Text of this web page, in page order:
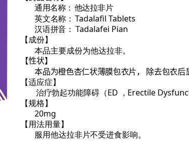
通用名称： 他达拉非片
英文名称： Tadalafil Tablets
汉语拼音： Tadalafei Pian
【成份】
本品主要成份为他达拉非。
【性状】
本品为橙色杏仁状薄膜包衣片， 除去包衣后
【适应症】
治疗勃起功能障碍（ED ， Erectile
【规格】
20mg
【用法用量】
服用他达拉非片不受进食影响。